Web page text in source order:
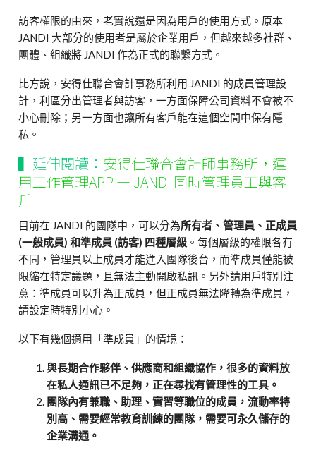
訪客權限的由來，老實說還是因為用戶的使用方式。原本
JANDI 大部分的使用者是屬於企業用戶，但越來越多社群、
團體、組織將 JANDI 作為正式的聯繫方式。
比方說，安得仕聯合會計事務所利用 JANDI 的成員管理設
計，利區分出管理者與訪客，一方面保障公司資料不會被不
小心刪除；另一方面也讓所有客戶能在這個空間中保有隱
私。
▍ 延伸閱讀： 安得仕聯合會計師事務所，運
用工作管理APP — JANDI 同時管理員工與客
戶
目前在 JANDI 的團隊中，可以分為所有者、管理員、正成員
(一般成員) 和準成員 (訪客) 四種層級 。每個層級的權限各有
不同，管理員以上成員才能進入團隊後台，而準成員僅能被
限縮在特定議題，且無法主動開啟私訊。另外請用戶特別注
意：準成員可以升為正成員，但正成員無法降轉為準成員，
請設定時特別小心。
以下有幾個適用「準成員」的情境：
與長期合作夥伴、供應商和組織協作，很多的資料放
在私人通訊已不足夠，正在尋找有管理性的工具。
團隊內有兼職、助理、實習等職位的成員，流動率特
別高、需要經常教育訓練的團隊，需要可永久儲存的
企業溝通。